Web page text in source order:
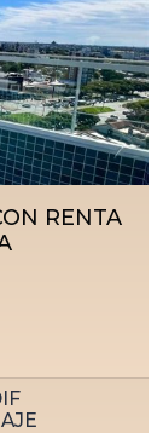
RENTA